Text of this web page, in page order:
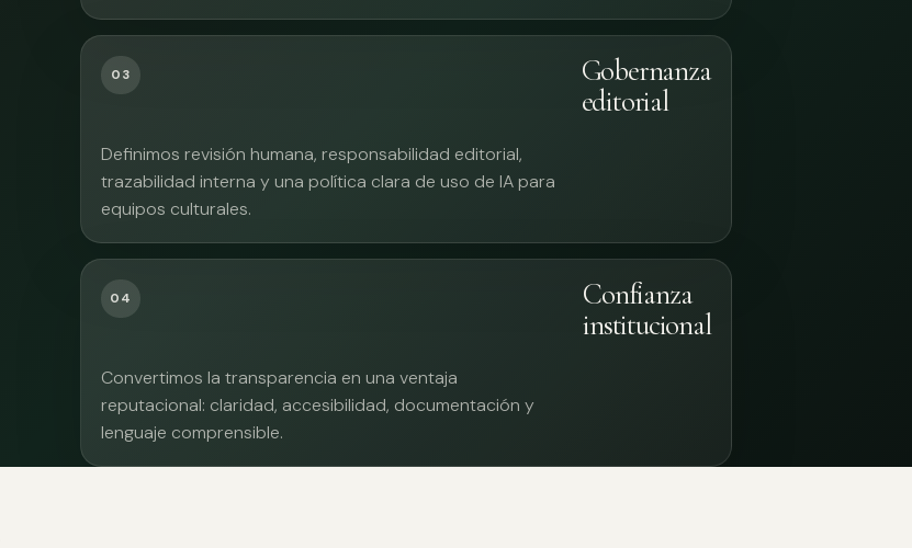
03
Gobernanza
editorial
Definimos revisión humana, responsabilidad editorial,
trazabilidad interna y una política clara de uso de IA para
equipos culturales.
04
Confianza
institucional
Convertimos la transparencia en una ventaja
reputacional: claridad, accesibilidad, documentación y
lenguaje comprensible.